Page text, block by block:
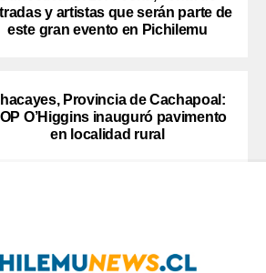
y artistas que serán parte de
este gran evento en Pichilemu
Provincia de Cachapoal:
O’Higgins inauguró pavimento
en localidad rural